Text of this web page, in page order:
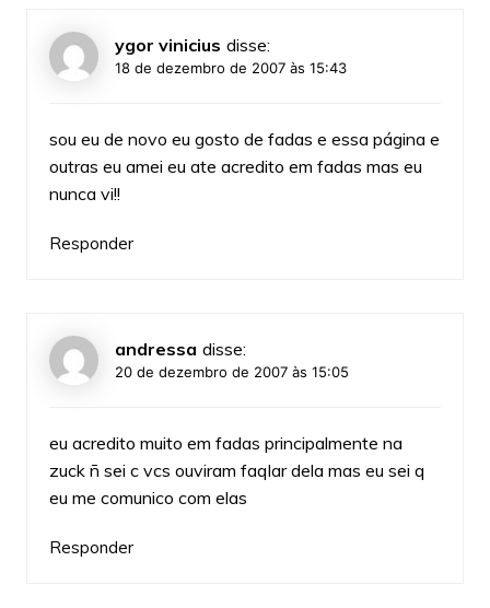
ygor vinicius disse:
18 de dezembro de 2007 às 15:43
sou eu de novo eu gosto de fadas e essa página e
outras eu amei eu ate acredito em fadas mas eu
nunca vi!!
Responder
andressa disse:
20 de dezembro de 2007 às 15:05
eu acredito muito em fadas principalmente na
zuck ñ sei c vcs ouviram faqlar dela mas eu sei q
eu me comunico com elas
Responder